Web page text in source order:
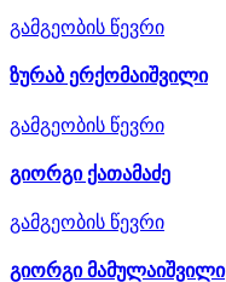
გამგეობის წევრი
ზურაბ ერქომაიშვილი
გამგეობის წევრი
გიორგი ქათამაძე
გამგეობის წევრი
გიორგი მამულაიშვილი